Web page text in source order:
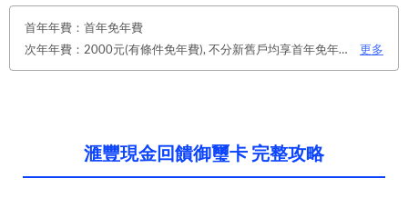
首年年費：首年免年費
次年年費：2000元(有條件免年費), 不分新舊戶均享首年免年費，第二年起符合以下條件享年費優惠辦法： 1.使用非紙本帳單(電子帳單或行動帳單)終身免年費。 2.前一年消費滿8 萬或 12 次享次年免年費。
更多
滙豐現金回饋御璽卡 完整攻略